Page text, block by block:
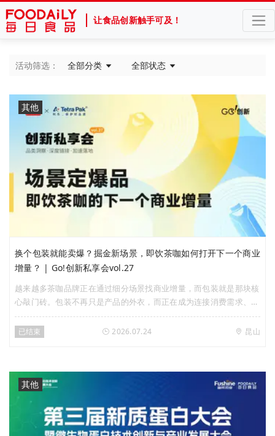
让食品创新触手可及！
活动筛选： 全部分类 全部状态
其他
换个包装就能卖爆？掘金新场景，即饮茶咖如何打开下一个商业
增量？ | Go!创新私享会vol.27
越来越多茶咖品牌正在通过细分场景找商业增量，而包装就是那块核
心敲门砖。包装不再只是产品的外衣，而正在成为连接消费需求、重
塑消费场景、创造商业增量的重要载体。在此背景下，Foodaily于7
月24日（周五）携手国际包装企业利乐，特别策划「场景定爆品，即
来看，还有哪些已经被验证的增长方向？功能化、养生化、新鲜体
验，将如何重构下一代即饮茶咖产品？品牌如何通过产品、工艺与包
品牌兼顾体验价值与商业价值？
已结束 2026.07.24 昆山
其他